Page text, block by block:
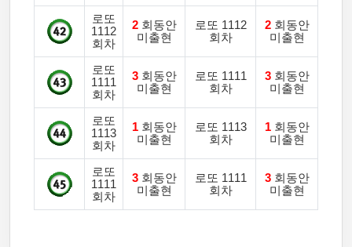
로또
1112
회차
2회동안
미출현
로또 1112
회차
2회동안
미출현
로또
1111
회차
3회동안
미출현
로또 1111
회차
3회동안
미출현
로또
1113
회차
1회동안
미출현
로또 1113
회차
1회동안
미출현
로또
1111
회차
3회동안
미출현
로또 1111
회차
3회동안
미출현